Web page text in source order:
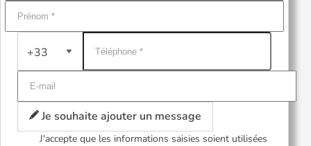
+33
Je souhaite ajouter un message
J'accepte que les informations saisies soient utilisées